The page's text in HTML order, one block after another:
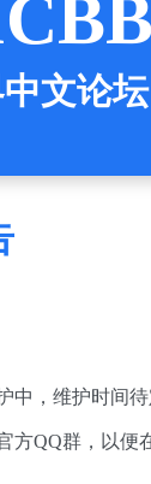
文论坛
，维护时间待
方QQ群，以便